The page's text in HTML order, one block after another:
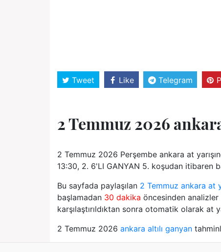
Tweet Like Telegram
2 Temmuz 2026
2 Temmuz 2026 Perşembe ankara at
13:30, 2. 6'LI GANYAN 5. koşudan itibaren
Bu sayfada paylaşılan 2 Temmuz ankara at
başlamadan 30 dakika öncesinden
karşılaştırıldıktan sonra otomatik olarak at
2 Temmuz 2026 ankara altılı ganyan